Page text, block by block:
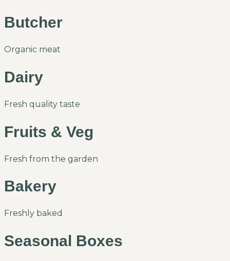
Butcher
Organic meat
Dairy
Fresh quality taste
Fruits & Veg
Fresh from the garden
Bakery
Freshly baked
Seasonal Boxes